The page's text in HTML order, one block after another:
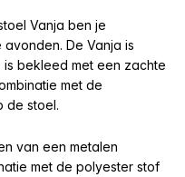
Vanja ben je
De Vanja is
bekleed met een zachte
met de
de stoel.
van een metalen
met de polyester stof